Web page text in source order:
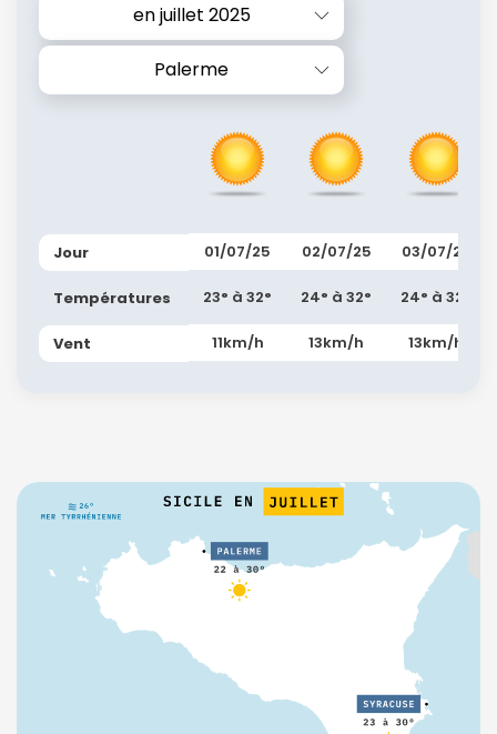
en juillet 2025
Palerme
Jour
Températures
Vent
01/07/25
23° à 32°
11km/h
02/07/25
24° à 32°
13km/h
03/07/25
24° à 32°
13km/h